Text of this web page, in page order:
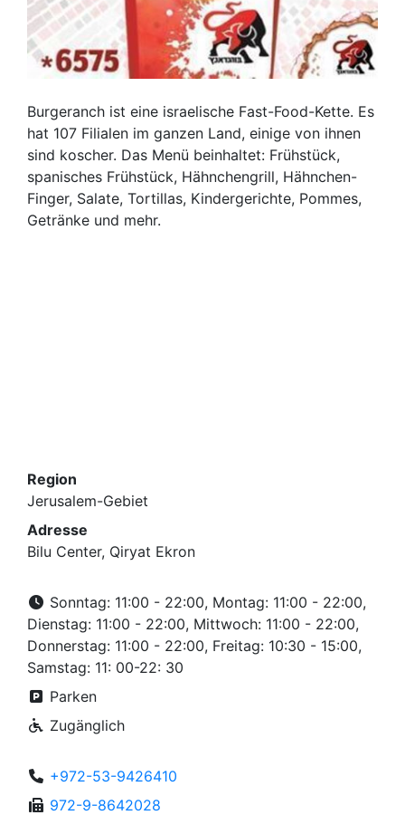
Burgeranch ist eine israelische Fast-Food-Kette. Es
hat 107 Filialen im ganzen Land, einige von ihnen
sind koscher. Das Menü beinhaltet: Frühstück,
spanisches Frühstück, Hähnchengrill, Hähnchen-
Finger, Salate, Tortillas, Kindergerichte, Pommes,
Getränke und mehr.
Region
Jerusalem-Gebiet
Adresse
Bilu Center, Qiryat Ekron
Sonntag: 11:00 - 22:00, Montag: 11:00 - 22:00,
Dienstag: 11:00 - 22:00, Mittwoch: 11:00 - 22:00,
Donnerstag: 11:00 - 22:00, Freitag: 10:30 - 15:00,
Samstag: 11: 00-22: 30
Parken
Zugänglich
+972-53-9426410
972-9-8642028